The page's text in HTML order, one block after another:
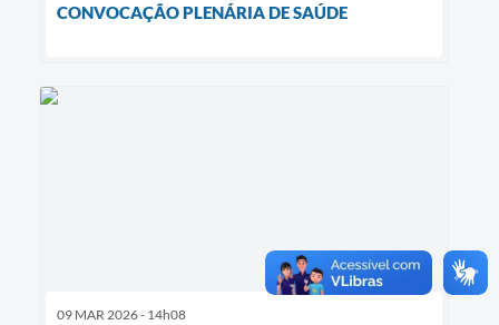
CONVOCAÇÃO PLENÁRIA DE SAÚDE
09 MAR 2026 - 14h08